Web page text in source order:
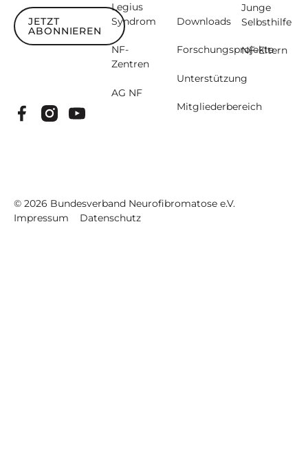
Jetzt abonnieren
JETZT
ABONNIEREN
Legius
Syndrom
NF-
Zentren
AG NF
Downloads
Forschungsprojekte
Unterstützung
Mitgliederbereich
Junge
Selbsthilfe
NF-Eltern
© 2026 Bundesverband Neurofibromatose e.V.
Impressum
Datenschutz